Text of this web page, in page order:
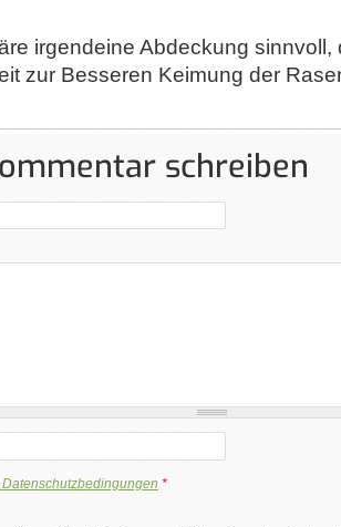
irgendeine Abdeckung sinnvoll,
zur Besseren Keimung der
schreiben
*